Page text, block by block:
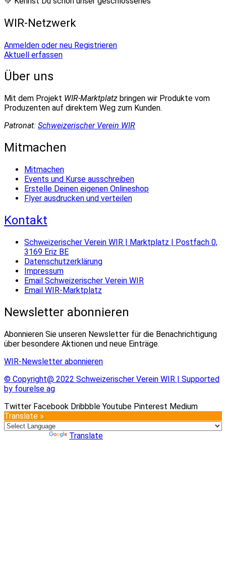
WIR-Netzwerk
Anmelden oder neu Registrieren
Aktuell erfassen
Über uns
Mit dem Projekt WIR-Marktplatz bringen wir Produkte vom
Produzenten auf direktem Weg zum Kunden.
Patronat: Schweizerischer Verein WIR
Mitmachen
Mitmachen
Events und Kurse ausschreiben
Erstelle Deinen eigenen Onlineshop
Flyer ausdrucken und verteilen
Kontakt
Schweizerischer Verein WIR | Marktplatz | Postfach 0,
3169 Eriz BE
Datenschutzerklärung
Impressum
Email Schweizerischer Verein WIR
Email WIR-Marktplatz
Newsletter abonnieren
Abonnieren Sie unseren Newsletter für die Benachrichtigung
über besondere Aktionen und neue Einträge.
WIR-Newsletter abonnieren
© Copyright@ 2022 Schweizerischer Verein WIR | Supported
by fourelse ag
Twitter Facebook Dribbble Youtube Pinterest Medium
Translate »
Translate